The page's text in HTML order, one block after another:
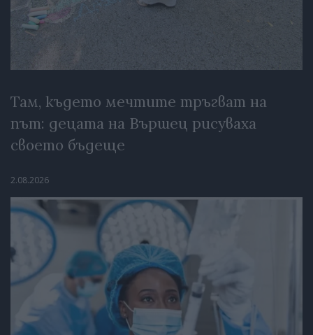
Там, където мечтите тръгват на
път: децата на Вършец рисуваха
своето бъдеще
2.08.2026